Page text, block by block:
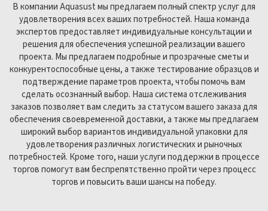
В компании Aquasust мы предлагаем полный спектр услуг для
удовлетворения всех ваших потребностей. Наша команда
экспертов предоставляет индивидуальные консультации и
решения для обеспечения успешной реализации вашего
проекта. Мы предлагаем подробные и прозрачные сметы и
конкурентоспособные цены, а также тестирование образцов и
подтверждение параметров проекта, чтобы помочь вам
сделать осознанный выбор. Наша система отслеживания
заказов позволяет вам следить за статусом вашего заказа для
обеспечения своевременной доставки, а также мы предлагаем
широкий выбор вариантов индивидуальной упаковки для
удовлетворения различных логистических и рыночных
потребностей. Кроме того, наши услуги поддержки в процессе
торгов помогут вам беспрепятственно пройти через процесс
торгов и повысить ваши шансы на победу.